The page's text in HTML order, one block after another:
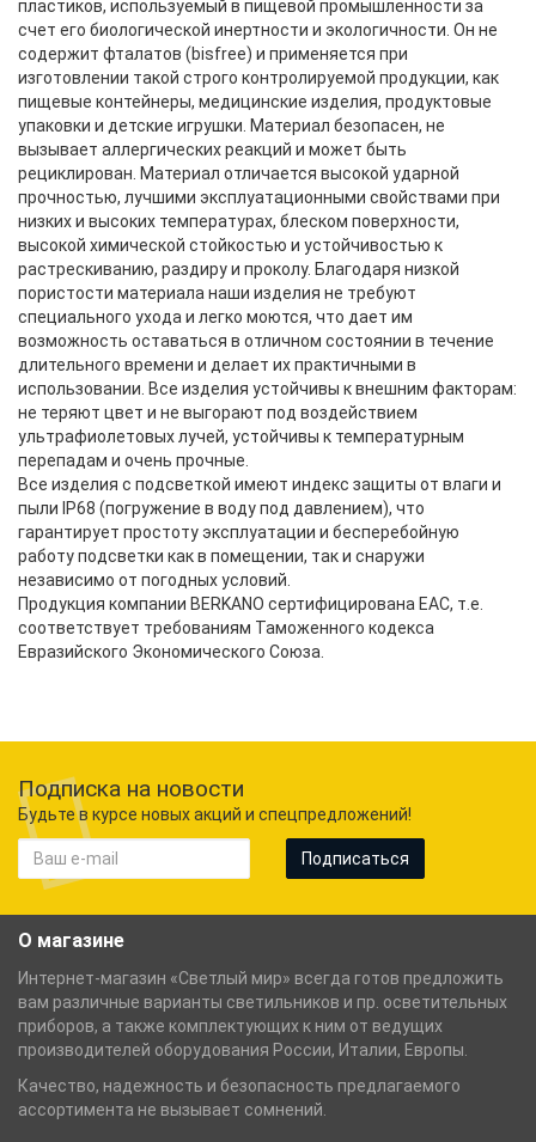
пластиков, используемый в пищевой промышленности за
счет его биологической инертности и экологичности. Он не
содержит фталатов (bisfree) и применяется при
изготовлении такой строго контролируемой продукции, как
пищевые контейнеры, медицинские изделия, продуктовые
упаковки и детские игрушки. Материал безопасен, не
вызывает аллергических реакций и может быть
рециклирован. Материал отличается высокой ударной
прочностью, лучшими эксплуатационными свойствами при
низких и высоких температурах, блеском поверхности,
высокой химической стойкостью и устойчивостью к
растрескиванию, раздиру и проколу. Благодаря низкой
пористости материала наши изделия не требуют
специального ухода и легко моются, что дает им
возможность оставаться в отличном состоянии в течение
длительного времени и делает их практичными в
использовании. Все изделия устойчивы к внешним факторам:
не теряют цвет и не выгорают под воздействием
ультрафиолетовых лучей, устойчивы к температурным
перепадам и очень прочные.
Все изделия с подсветкой имеют индекс защиты от влаги и
пыли IP68 (погружение в воду под давлением), что
гарантирует простоту эксплуатации и бесперебойную
работу подсветки как в помещении, так и снаружи
независимо от погодных условий.
Продукция компании BERKANO сертифицирована EAC, т.е.
соответствует требованиям Таможенного кодекса
Евразийского Экономического Союза.
Подписка на новости
Будьте в курсе новых акций и спецпредложений!
Подписаться
О магазине
Интернет-магазин «Светлый мир» всегда готов предложить
вам различные варианты светильников и пр. осветительных
приборов, а также комплектующих к ним от ведущих
производителей оборудования России, Италии, Европы.
Качество, надежность и безопасность предлагаемого
ассортимента не вызывает сомнений.